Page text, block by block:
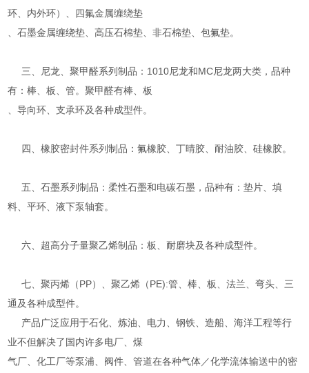
环、内外环）、四氟金属缠绕垫
、石墨金属缠绕垫、高压石棉垫、非石棉垫、包氟垫。
三、尼龙、聚甲醛系列制品：1010尼龙和MC尼龙两大类，品种
有：棒、板、管。聚甲醛有棒、板
、导向环、支承环及各种成型件。
四、橡胶密封件系列制品：氟橡胶、丁晴胶、耐油胶、硅橡胶。
五、石墨系列制品：柔性石墨和电碳石墨，品种有：垫片、填
料、平环、液下泵轴套。
六、超高分子量聚乙烯制品：板、耐磨块及各种成型件。
七、聚丙烯（PP）、聚乙烯（PE):管、棒、板、法兰、弯头、三
通及各种成型件。
产品广泛应用于石化、炼油、电力、钢铁、造船、海洋工程等行
业不但解决了国内许多电厂、煤
气厂、化工厂等泵浦、阀件、管道在各种气体／化学流体输送中的密